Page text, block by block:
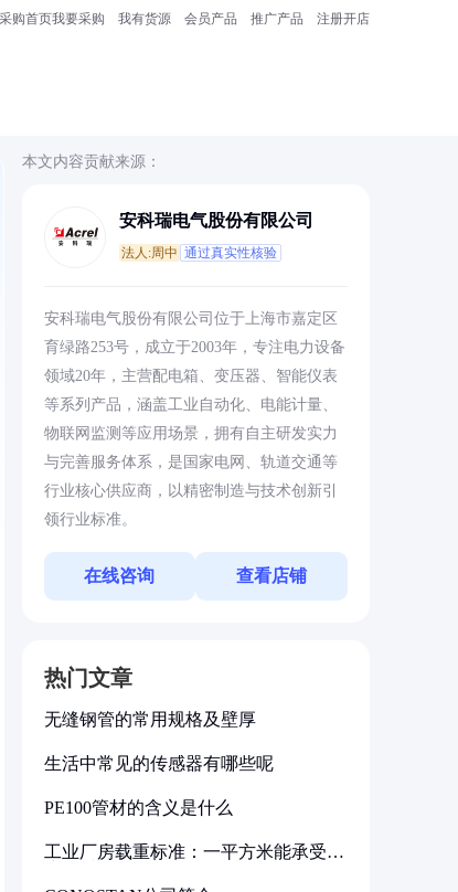
购首页我要采购 我有货源 会员产品 推广产品 注册开店
本文内容贡献来源：
安科瑞电气股份有限公司
法人:周中 通过真实性核验
安科瑞电气股份有限公司位于上海市嘉定区
育绿路253号，成立于2003年，专注电力设备
领域20年，主营配电箱、变压器、智能仪表
等系列产品，涵盖工业自动化、电能计量、
物联网监测等应用场景，拥有自主研发实力
与完善服务体系，是国家电网、轨道交通等
行业核心供应商，以精密制造与技术创新引
领行业标准。
在线咨询 查看店铺
热门文章
无缝钢管的常用规格及壁厚
生活中常见的传感器有哪些呢
PE100管材的含义是什么
工业厂房载重标准：一平方米能承受多